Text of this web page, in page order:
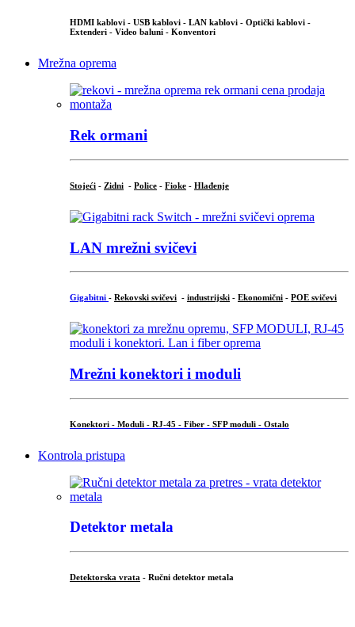
HDMI kablovi - USB kablovi - LAN kablovi - Optički kablovi -
Extenderi - Video baluni - Konventori
Mrežna oprema
Rek ormani
Stojeći - Zidni - Police - Fioke - Hlađenje
LAN mrežni svičevi
Gigabitni - Rekovski svičevi - industrijski - Ekonomični - POE svičevi
Mrežni konektori i moduli
Konektori - Moduli - RJ-45 - Fiber - SFP moduli - Ostalo
Kontrola pristupa
Detektor metala
Detektorska vrata - Ručni detektor metala